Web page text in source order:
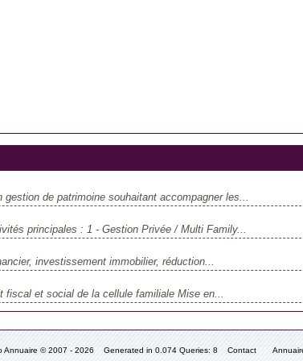
de patrimoine souhaitant accompagner les...
principales : 1 - Gestion Privée / Multi Family...
investissement immobilier, réduction...
fiscal et social de la cellule familiale Mise en...
Annuaire © 2007 - 2026 Generated in 0.074 Queries: 8 Contact